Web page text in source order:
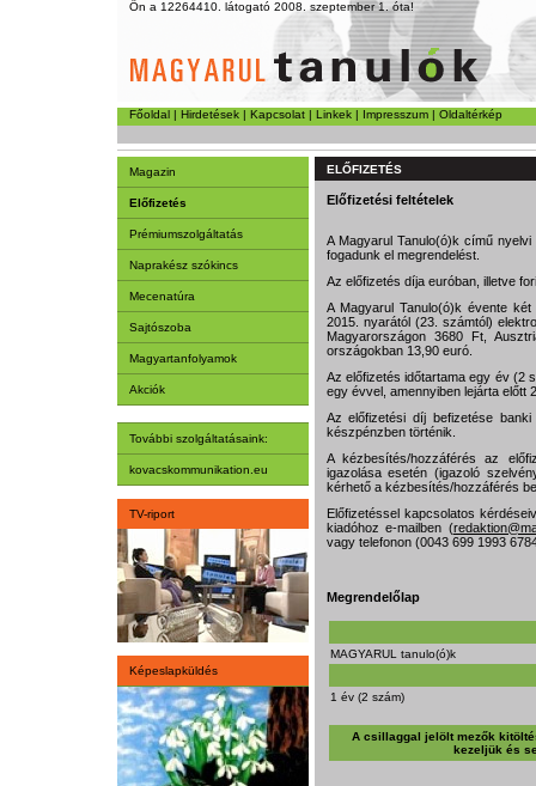
Ön a 12264410. látogató 2008. szeptember 1. óta!
Főoldal| Hirdetések| Kapcsolat| Linkek| Impresszum| Oldaltérkép
Magazin
Előfizetés
Prémiumszolgáltatás
Naprakész szókincs
Mecenatúra
Sajtószoba
Magyartanfolyamok
Akciók
További szolgáltatásaink:
kovacskommunikation.eu
TV-riport
Képeslapküldés
ELŐFIZETÉS
Előfizetési feltételek
A Magyarul Tanulo(ó)k cí­mű
fogadunk el megrendelést.
Az előfizetés díja euróban, illetve
A Magyarul Tanulo(ó)k évente
2015. nyarától (23. számtól)
Magyarországon 3680 Ft,
országokban 13,90 euró.
Az előfizetés időtartama egy év (2
egy évvel, amennyiben lejárta előtt
Az előfizetési díj befizetése
készpénzben történik.
A kézbesítés/hozzáférés az
igazolása esetén (igazoló
kérhető a kézbesítés/hozzáférés
Előfizetéssel kapcsolatos
kiadóhoz e-mailben (
vagy telefonon (0043 699 1993
Megrendelőlap
MAGYARUL tanulo(ó)k
1 év (2 szám)
A csillaggal jelölt mezők
kezeljük és